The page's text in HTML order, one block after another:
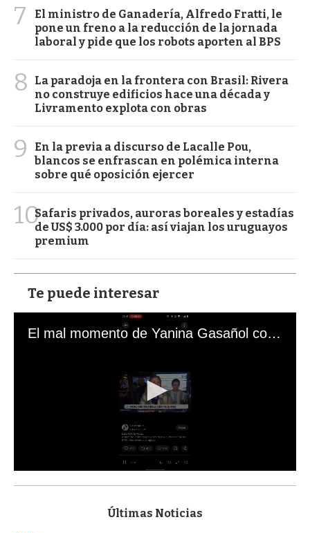
7
El ministro de Ganadería, Alfredo Fratti, le
pone un freno a la reducción de la jornada
laboral y pide que los robots aporten al BPS
8
La paradoja en la frontera con Brasil: Rivera
no construye edificios hace una década y
Livramento explota con obras
9
En la previa a discurso de Lacalle Pou,
blancos se enfrascan en polémica interna
sobre qué oposición ejercer
10Safaris privados, auroras boreales y estadías
de US$ 3.000 por día: así viajan los uruguayos
premium
Te puede interesar
El mal momento de Yanina Gasañol con un hincha argentino en "Subrayado"
s
Últimas Noticias